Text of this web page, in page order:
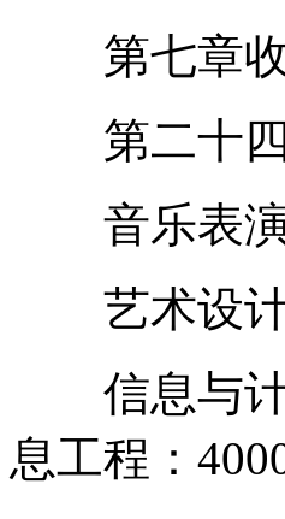
第七章收
第二十四
音乐表演
艺术设计
信息与计
息工程：